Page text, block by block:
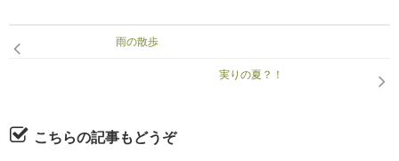
雨の散歩
実りの夏？！
こちらの記事もどうぞ